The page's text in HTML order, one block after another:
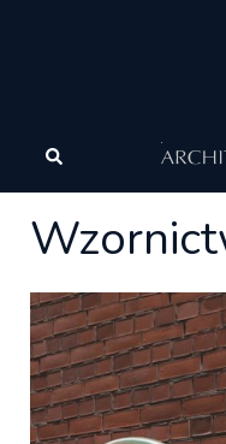
Architektura Wnętrza